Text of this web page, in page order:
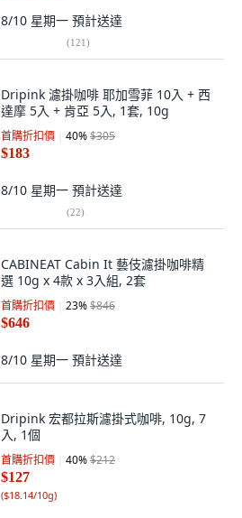
8/10 星期一 預計送達
(121)
Dripink 濾掛咖啡 耶加雪菲 10入 + 西
達摩 5入 + 肯亞 5入, 1套, 10g
首購折扣價 40%$305
$183
8/10 星期一 預計送達
(22)
CABINEAT Cabin It 藝伎濾掛咖啡精
選 10g x 4款 x 3入組, 2套
首購折扣價 23%$846
$646
8/10 星期一 預計送達
Dripink 宏都拉斯濾掛式咖啡, 10g, 7
入, 1個
首購折扣價 40%$212
$127
($18.14/10g)